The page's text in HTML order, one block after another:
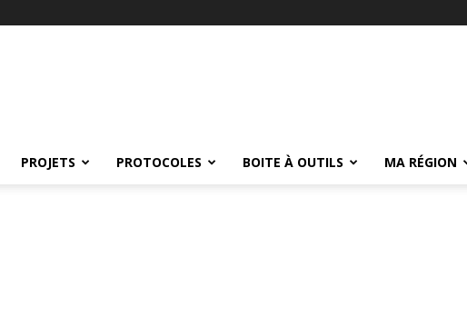
PROJETS PROTOCOLES BOITE À OUTILS MA RÉGION